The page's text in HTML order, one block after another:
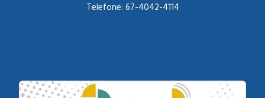
Telefone: 67-4042-4114